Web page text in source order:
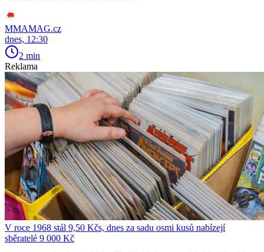
MMAMAG.cz
dnes, 12:30
2 min
Reklama
V roce 1968 stál 9,50 Kčs, dnes za sadu osmi kusů nabízejí
sběratelé 9 000 Kč